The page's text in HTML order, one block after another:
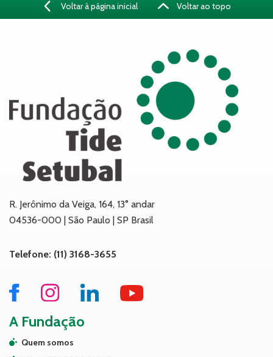
Voltar à página inicial Voltar ao topo
R. Jerônimo da Veiga, 164, 13° andar
04536-000 | São Paulo | SP Brasil
Telefone: (11) 3168-3655
A Fundação
Quem somos